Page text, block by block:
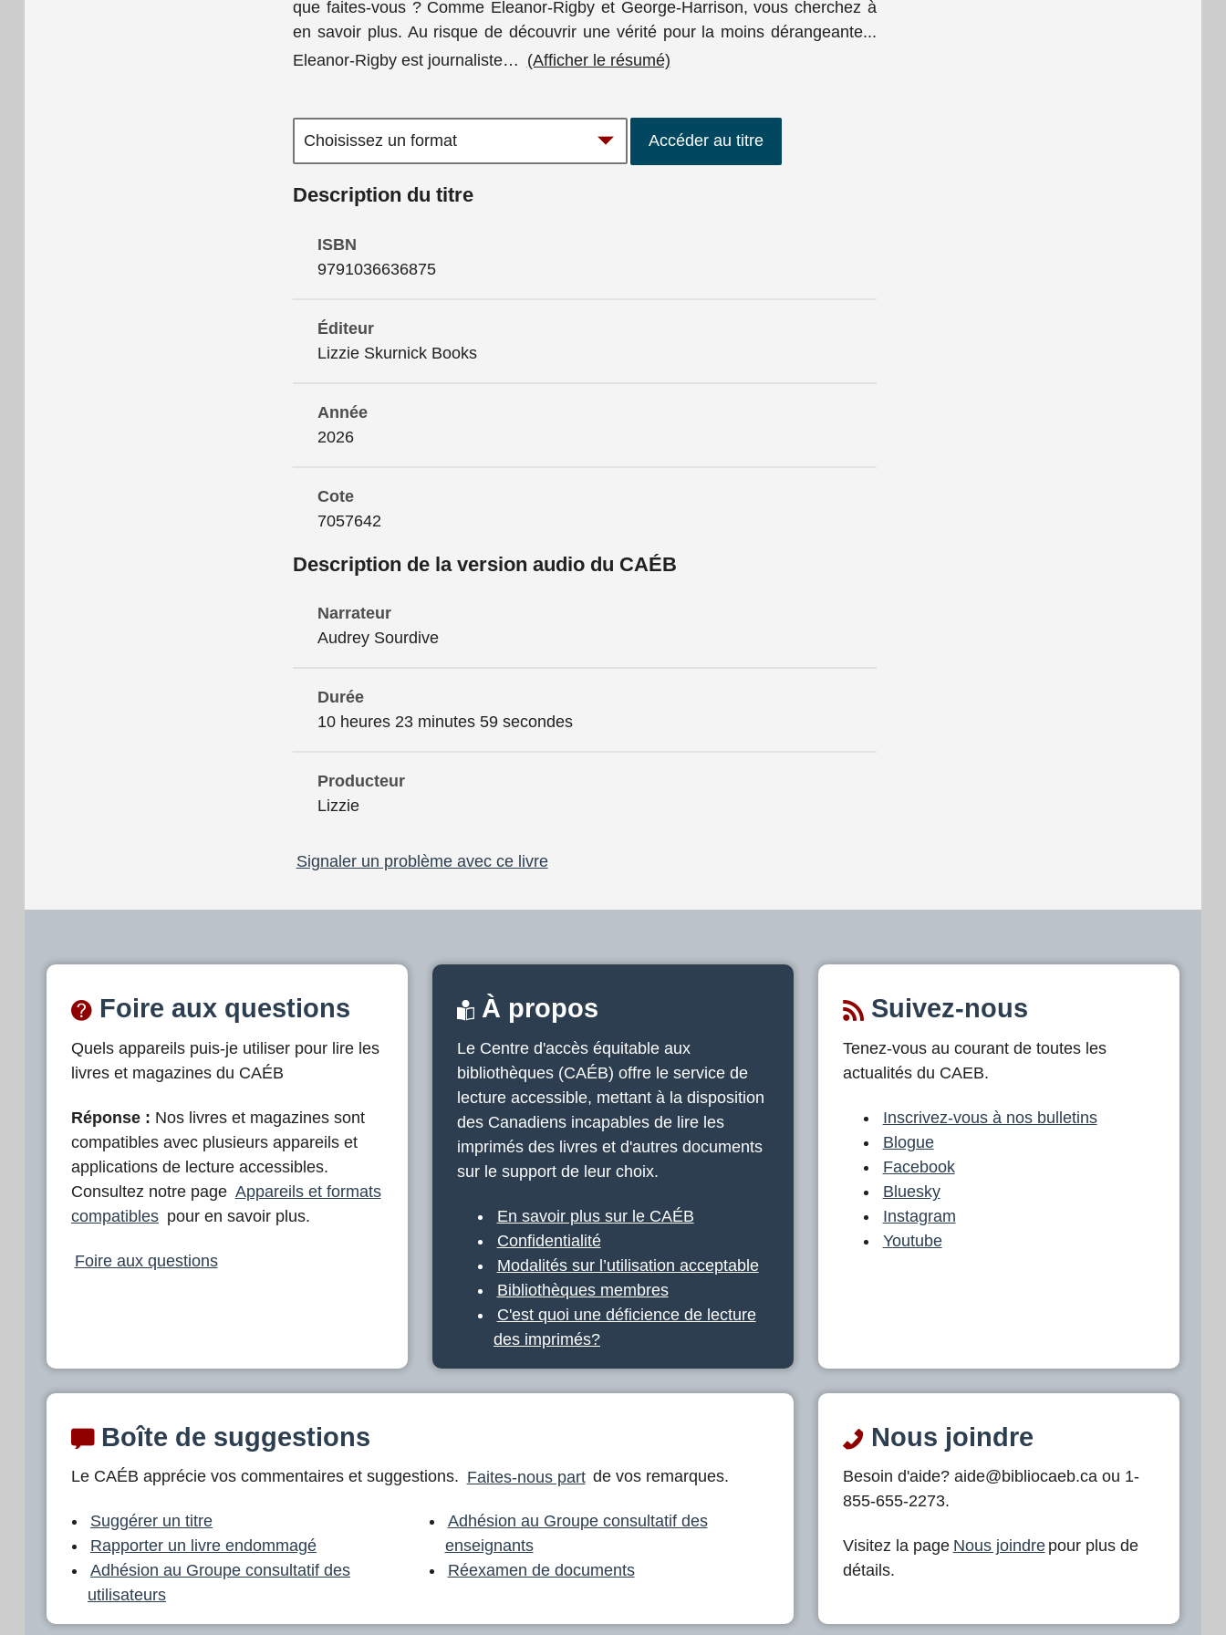
que faites-vous ? Comme Eleanor-Rigby et George-Harrison, vous cherchez à
en savoir plus. Au risque de découvrir une vérité pour la moins dérangeante...
Eleanor-Rigby est journaliste… (Afficher le résumé)
Accéder au titre
Description du titre
ISBN
9791036636875
Éditeur
Lizzie Skurnick Books
Année
2026
Cote
7057642
Description de la version audio du CAÉB
Narrateur
Audrey Sourdive
Durée
10 heures 23 minutes 59 secondes
Producteur
Lizzie
Signaler un problème avec ce livre
Foire aux questions
Quels appareils puis-je utiliser pour lire les
livres et magazines du CAÉB
Réponse : Nos livres et magazines sont
compatibles avec plusieurs appareils et
applications de lecture accessibles.
Consultez notre page Appareils et formats
compatibles pour en savoir plus.
Foire aux questions
À propos
Le Centre d'accès équitable aux
bibliothèques (CAÉB) offre le service de
lecture accessible, mettant à la disposition
des Canadiens incapables de lire les
imprimés des livres et d'autres documents
sur le support de leur choix.
En savoir plus sur le CAÉB
Confidentialité
Modalités sur l’utilisation acceptable
Bibliothèques membres
C'est quoi une déficience de lecture
des imprimés?
Suivez-nous
Tenez-vous au courant de toutes les
actualités du CAEB.
Inscrivez-vous à nos bulletins
Blogue
Facebook
Bluesky
Instagram
Youtube
Boîte de suggestions
Le CAÉB apprécie vos commentaires et suggestions. Faites-nous part de vos remarques.
Suggérer un titre
Rapporter un livre endommagé
Adhésion au Groupe consultatif des
utilisateurs
Adhésion au Groupe consultatif des
enseignants
Réexamen de documents
Nous joindre
Besoin d'aide? aide@bibliocaeb.ca ou 1-
855-655-2273.
Visitez la page Nous joindre pour plus de
détails.